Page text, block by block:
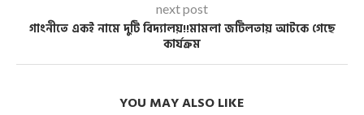
next post
গাংনীতে একই নামে দুটি বিদ্যালয়!!মামলা জটিলতায় আটকে গেছে
কার্যক্রম
YOU MAY ALSO LIKE